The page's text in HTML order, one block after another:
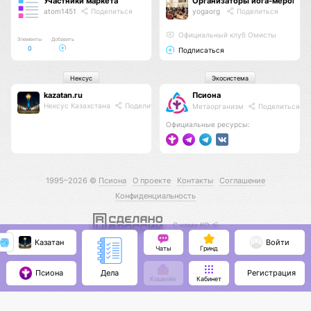
atom1451 Поделиться
Элементы
0
Добавить
yogaorg Поделиться
Официальный клуб Омисты
Подписаться
kazatan.ru
Нексус Казахстана Поделиться
Нексус
Псиона
Метаорганизм Поделиться
Официальные ресурсы:
Экосистема
1995–2026 © Псиона О проекте Контакты
Соглашение
Конфиденциальность
С нами КО 🕉️
Казатан
Псиона Дела
Чаты Гринд
Кошелёк Кабинет
Войти
Регистрация